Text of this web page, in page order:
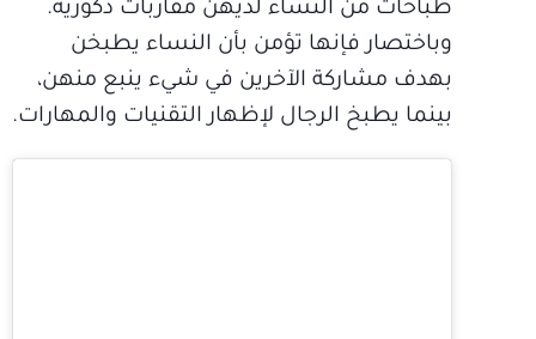
طباخات من النساء لديهن مقاربات ذكورية.
وباختصار فإنها تؤمن بأن النساء يطبخن
بهدف مشاركة الآخرين في شيء ينبع منهن،
بينما يطبخ الرجال لإظهار التقنيات والمهارات.